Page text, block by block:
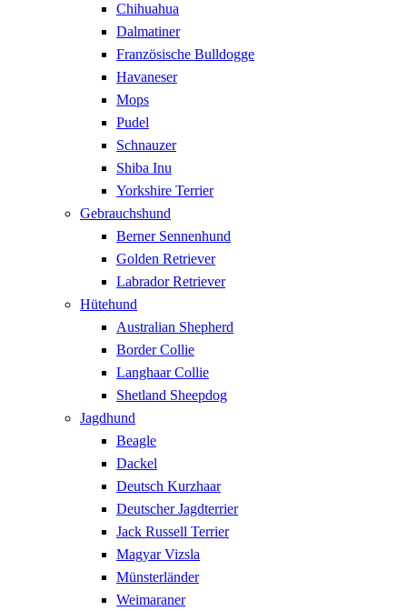
Chihuahua
Dalmatiner
Französische Bulldogge
Havaneser
Mops
Pudel
Schnauzer
Shiba Inu
Yorkshire Terrier
Gebrauchshund
Berner Sennenhund
Golden Retriever
Labrador Retriever
Hütehund
Australian Shepherd
Border Collie
Langhaar Collie
Shetland Sheepdog
Jagdhund
Beagle
Dackel
Deutsch Kurzhaar
Deutscher Jagdterrier
Jack Russell Terrier
Magyar Vizsla
Münsterländer
Weimaraner